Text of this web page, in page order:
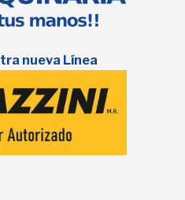
nueva Línea